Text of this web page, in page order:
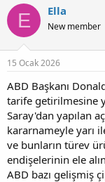
n
b
u
u
b
a
l
a
t
a
n
ş
a
g
ı
ç
t
a
r
i
h
i
E Ella
New member
15 Ocak 2026
ABD Başkanı
tarife getirilmesine
Saray'dan yapılan
kararnameyle yarı
ve bunların türev
endişelerinin ele
ABD bazı gelişmiş